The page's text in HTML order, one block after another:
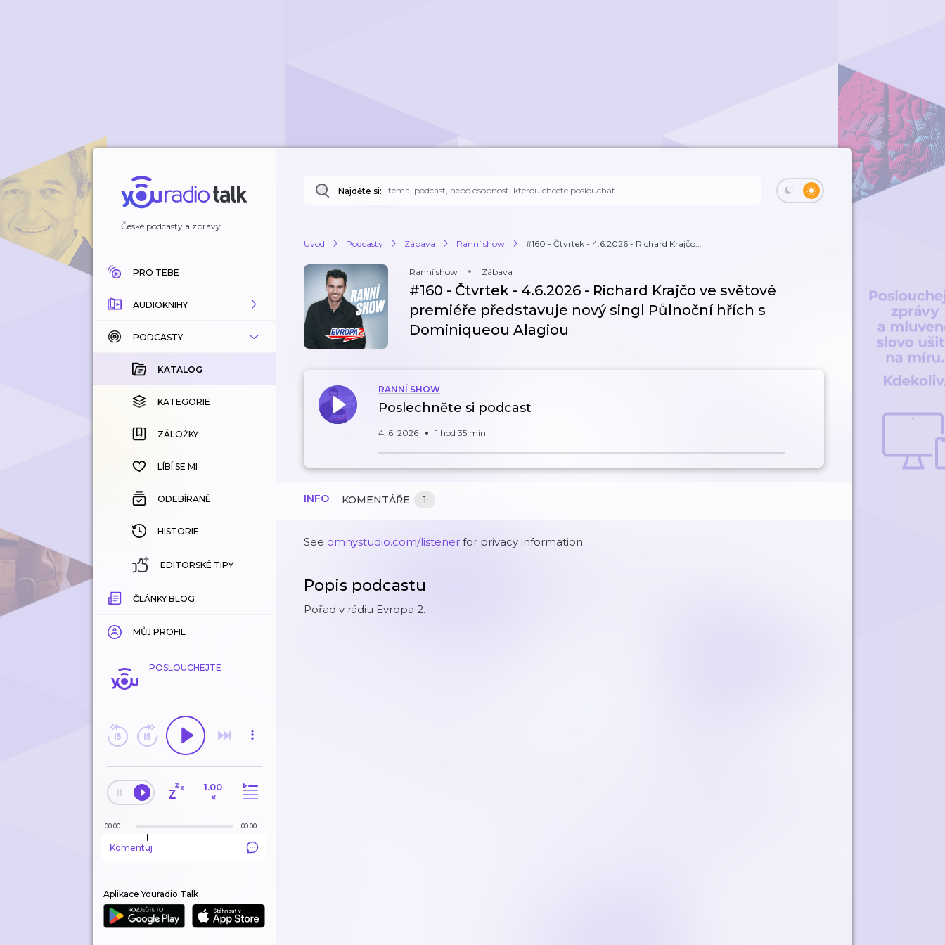
České podcasty a zprávy
PRO TEBE
AUDIOKNIHY
KATALOG
KOUPENÉ
KATEGORIE
ZÁLOŽKY
HISTORIE
PODCASTY
KATALOG
KATEGORIE
ZÁLOŽKY
LÍBÍ SE MI
ODEBÍRANÉ
HISTORIE
EDITORSKÉ TIPY
ČLÁNKY BLOG
MŮJ PROFIL
POSLOUCHEJTE
1.00
×
00:00 00:00
Komentuj
Aplikace Youradio Talk
Najděte si:
Úvod Podcasty Zábava Ranní show #160 - Čtvrtek - 4.6.2026 - Richard Krajčo...
Ranní show Zábava
#160 - Čtvrtek - 4.6.2026 - Richard Krajčo ve světové
premiéře představuje nový singl Půlnoční hřích s
Dominiqueou Alagiou
RANNÍ SHOW
Poslechněte si podcast
4. 6. 2026 1 hod 35 min
INFO KOMENTÁŘE 1
See omnystudio.com/listener for privacy information.
Popis podcastu
Pořad v rádiu Evropa 2.